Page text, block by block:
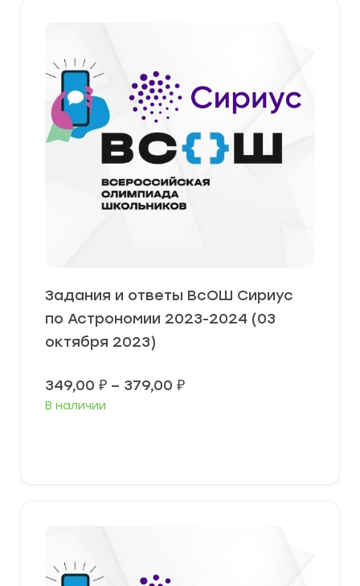
Задания и ответы ВсОШ Сириус
по Астрономии 2023-2024 (03
октября 2023)
349,00 ₽ – 379,00 ₽Диапазон
В наличии